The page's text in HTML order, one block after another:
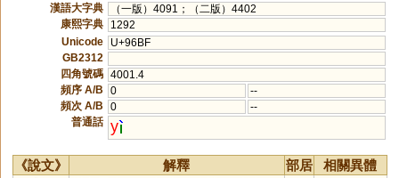
漢語大字典
（一版）4091；（二版）4402
康熙字典
1292
Unicode
U+96BF
GB2312
四角號碼 4001.4
頻序 A/B
0
--
頻次 A/B
0
--
普通話 y
《說文》 解釋 部居
相關異體